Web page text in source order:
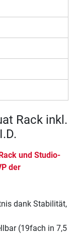
Rack inkl.
und Studio-
der
dank Stabilität,
(19fach in 7,5